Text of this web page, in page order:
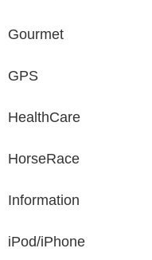
Gourmet
GPS
HealthCare
HorseRace
Information
iPod/iPhone